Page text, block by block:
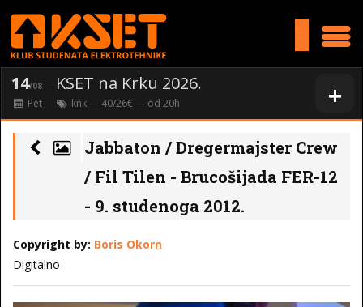
+
14/08 KSET na Krku 2026.
Pet knk— 40/26€ — od 20h
Jabbaton / Dregermajster Crew
/ Fil Tilen - Brucošijada FER-12
- 9. studenoga 2012.
Copyright by: Boris Okorn
Digitalno